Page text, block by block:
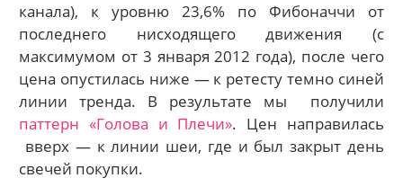
канала), к уровню 23,6% по Фибоначчи от
последнего нисходящего движения (с
максимумом от 3 января 2012 года), после чего
цена опустилась ниже — к ретесту темно синей
линии тренда. В результате мы получили
паттерн «Голова и Плечи». Цен направилась
вверх — к линии шеи, где и был закрыт день
свечей покупки.